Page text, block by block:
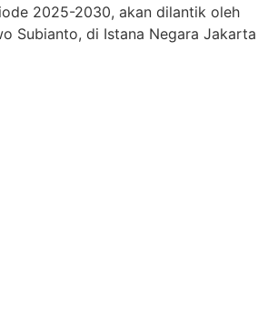
2025-2030, akan dilantik oleh
Subianto, di Istana Negara Jakarta